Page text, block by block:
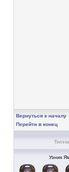
Вернуться к началу
Перейти в конец
Twista
Узник